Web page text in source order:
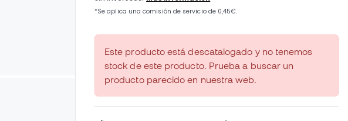
Este producto está descatalogado y no tenemos
stock de este producto. Prueba a buscar un
producto parecido en nuestra web.